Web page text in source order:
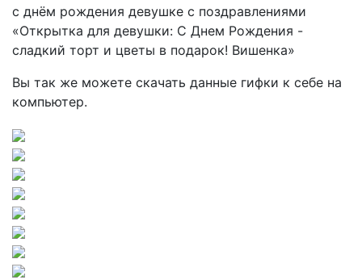
Вы так же можете скачать данные гифки к себе на
компьютер.